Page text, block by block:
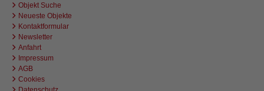
Objekt Suche
Neueste Objekte
Kontaktformular
Newsletter
Anfahrt
Impressum
AGB
Cookies